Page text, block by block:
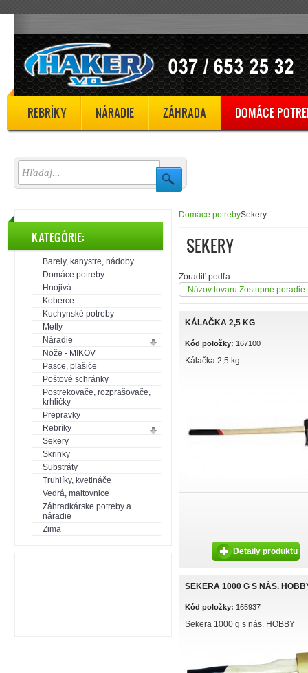
REBRÍKY NÁRADIE ZÁHRADA DOMÁCE
KATEGÓRIE:
Barely, kanystre, nádoby
Domáce potreby
Hnojivá
Koberce
Kuchynské potreby
Metly
Náradie
Nože - MIKOV
Pasce, plašiče
Poštové schránky
Postrekovače, rozprašovače,
krhličky
Prepravky
Rebríky
Sekery
Skrinky
Substráty
Truhlíky, kvetináče
Vedrá, maltovnice
Záhradkárske potreby a
náradie
Zima
Domáce potrebySekery
SEKERY
Zoradiť podľa
Názov tovaru Zostupné poradie
KÁLAČKA 2,5 KG
Kód položky: 167100
Kálačka 2,5 kg
Detaily produktu
SEKERA 1000 G S NÁS.
Kód položky: 165937
Sekera 1000 g s nás. HOBBY